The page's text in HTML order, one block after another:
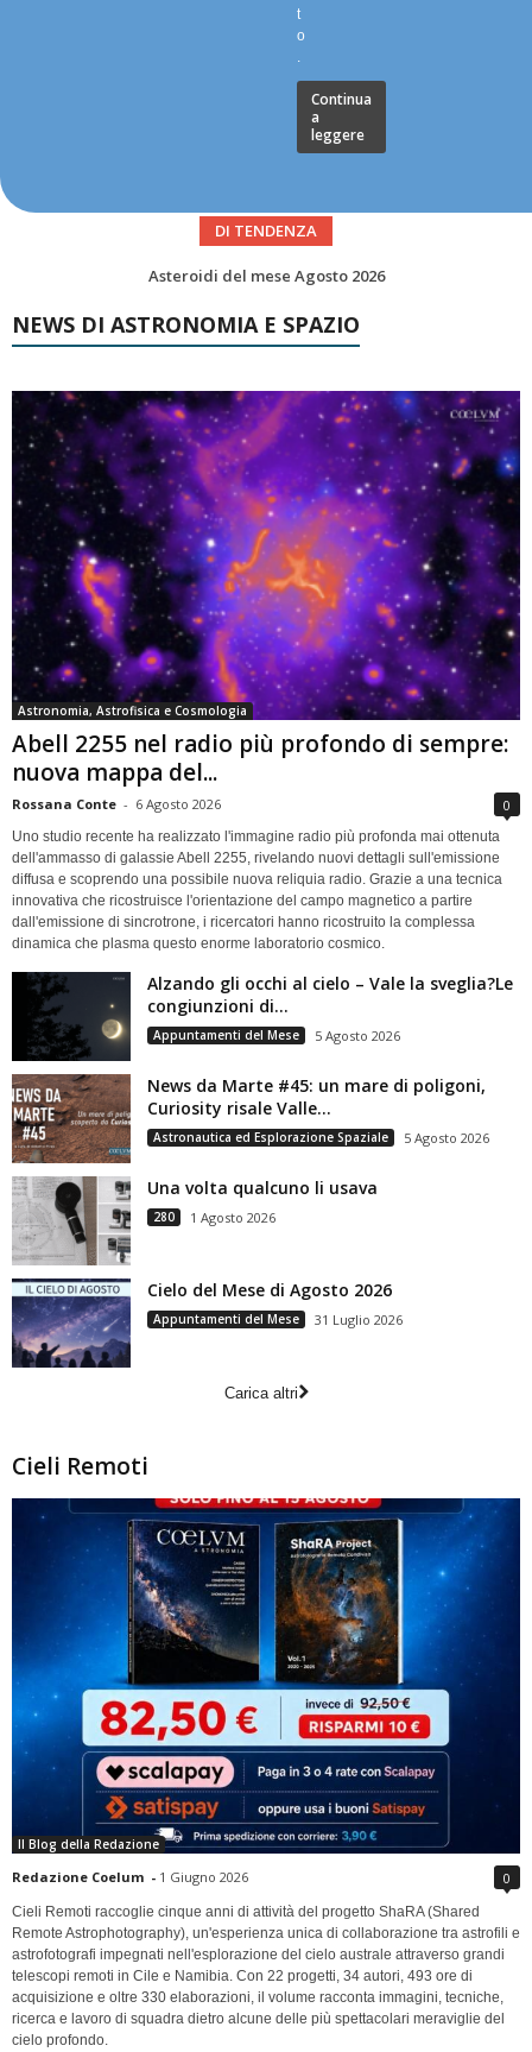
t
o
.
Continua
a
leggere
DI TENDENZA
Asteroidi del mese Agosto 2026
NEWS DI ASTRONOMIA E SPAZIO
Astronomia, Astrofisica e Cosmologia
Abell 2255 nel radio più profondo di sempre:
nuova mappa del...
Rossana Conte - 6 Agosto 2026 0
Uno studio recente ha realizzato l'immagine radio più profonda mai ottenuta
dell'ammasso di galassie Abell 2255, rivelando nuovi dettagli sull'emissione
diffusa e scoprendo una possibile nuova reliquia radio. Grazie a una tecnica
innovativa che ricostruisce l'orientazione del campo magnetico a partire
dall'emissione di sincrotrone, i ricercatori hanno ricostruito la complessa
dinamica che plasma questo enorme laboratorio cosmico.
Alzando gli occhi al cielo – Vale la sveglia?Le
congiunzioni di...
Appuntamenti del Mese 5 Agosto 2026
News da Marte #45: un mare di poligoni,
Curiosity risale Valle...
Astronautica ed Esplorazione Spaziale 5 Agosto 2026
Una volta qualcuno li usava
280 1 Agosto 2026
Cielo del Mese di Agosto 2026
Appuntamenti del Mese 31 Luglio 2026
Carica altri
Cieli Remoti
Il Blog della Redazione
Redazione Coelum - 1 Giugno 2026 0
Cieli Remoti raccoglie cinque anni di attività del progetto ShaRA (Shared
Remote Astrophotography), un'esperienza unica di collaborazione tra astrofili e
astrofotografi impegnati nell'esplorazione del cielo australe attraverso grandi
telescopi remoti in Cile e Namibia. Con 22 progetti, 34 autori, 493 ore di
acquisizione e oltre 330 elaborazioni, il volume racconta immagini, tecniche,
ricerca e lavoro di squadra dietro alcune delle più spettacolari meraviglie del
cielo profondo.